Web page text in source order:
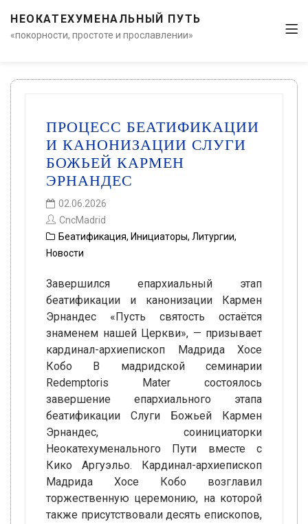
НЕОКАТЕХУМЕНАЛЬНЫЙ ПУТЬ
«покорности, простоте и прославлении»
ПРОЦЕСС БЕАТИФИКАЦИИ
И КАНОНИЗАЦИИ СЛУГИ
БОЖЬЕЙ КАРМЕН
ЭРНАНДЕС
02.06.2026
CncMadrid
Беатификация, Инициаторы, Литургии,
Новости
Завершился епархиальный этап
беатификации и канонизации Кармен
Эрнандес «Пусть святость остаётся
знаменем нашей Церкви», — призывает
кардинал-архиепископ Мадрида Хосе
Кобо В мадридской семинарии
Redemptoris Mater состоялось
завершение епархиального этапа
беатификации Слуги Божьей Кармен
Эрнандес, соинициаторки
Неокатехуменального Пути вместе с
Кико Аргуэльо. Кардинал-архиепископ
Мадрида Хосе Кобо возглавил
торжественную церемонию, на которой
также присутствовали десять епископов,